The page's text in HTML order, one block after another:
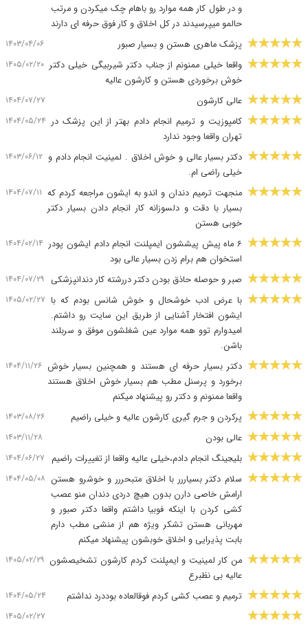
و در طول کار همه موارد رو باهام چک میکردن و مرتب
حالمو میپرسیدند در کل اخلاق و کار فوق حرفه ای دارند
پزشک ماهری هستن و بسیار صبور ۱۴۰۳/۰۴/۰۶
واقعا خیلی ممنونم از جناب دکتر شیربیگی خیلی دکتر
خوش برخوردی هستن و کارشون عالیه
۱۴۰۵/۰۲/۲۰
عالی کارشون ۱۴۰۴/۰۷/۲۷
کامپوزیت و ترمیم انجام دادم بهتر از این پزشک در
تهران واقعا وجود ندارد
۱۴۰۴/۰۵/۲۴
دکتر بسیار عالی و خوش اخلاق . لمینیت انجام دادم و
خیلی راضی ام.
۱۴۰۳/۰۶/۱۲
منجهت ترمیم دندان و اندو به ایشون مراجعه کردم که
بسیار با دقت و دلسوزانه کار انجام دادن بسیار دکتر
خوبی هستن
۱۴۰۴/۰۷/۱۱
۶ ماه پیش پیششون ایمپلنت انجام دادم ایشون پودر
استخوان هم برام زدن بسیار عالی بود
۱۴۰۴/۰۲/۱۴
صبر و حوصله حاذق بودن دکتر دررشته کار دندانپزشکی ۱۴۰۴/۰۷/۲۹
با عرض ادب خوشحال و خوش شانس بودم که با
ایشون افتخار آشنایی از طریق این سایت رو داشتم.
امیدوارم توو همه موارد عین شغلشون موفق و سربلند
باشن.
۱۴۰۵/۰۲/۲۷
دکتر بسیار حرفه ای هستند و همچنین بسیار خوش
برخورد و پرسنل مطب هم بسیار خوش اخلاق هستند
واقعا ممنونم و دکتر رو پیشنهاد میکنم
۱۴۰۴/۱۱/۲۶
پرکردن و جرم گیری کارشون عالیه و خیلی راضیم ۱۴۰۳/۰۸/۲۶
عالی بودن ۱۴۰۳/۱۱/۲۸
بلیڃینگ انجام دادم،خیلی عالیه واقعا از تغییرات راضیم ۱۴۰۴/۰۶/۲۷
سلام دکتر بسیاررر با اخلاق متبحررر و خوشرو هستن
ارامش خاصی دارن بدون هیچ دردی دندان منو عصب
کشی کردن با اینکه فوبیا داشتم واقعا دکتر صبور و
مهربانی هستن تشکر ویژه هم از منشی مطب دارم
بابت پذیرایی و اخلاق خوبشون پیشنهاد میکنم
۱۴۰۴/۰۵/۰۸
من کار لمینیت و ایمپلنت کردم کارشون تشخیصشون
عالیه بی نظبرع
۱۴۰۵/۰۲/۲۹
ترمیم و عصب کشی کردم فوقالعاده بوددرد نداشتم
۱۴۰۴/۰۵/۲۴
۱۴۰۵/۰۲/۲۷